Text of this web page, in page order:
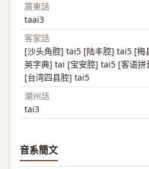
廣東話
taai3
客家話
[沙头角腔] tai5 [陆丰腔] tai5 [
英字典] tai [宝安腔] tai5 [客语
[台湾四县腔] tai5
潮州話
tai3
音系簡文